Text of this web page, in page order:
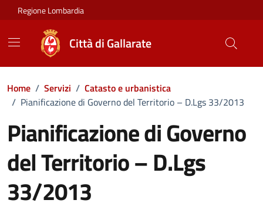
Vai ai contenuti
Vai al footer
Regione Lombardia
Città di Gallarate
Home / Servizi / Catasto e urbanistica
/ Pianificazione di Governo del Territorio – D.Lgs 33/2013
Pianificazione di Governo
del Territorio – D.Lgs
33/2013